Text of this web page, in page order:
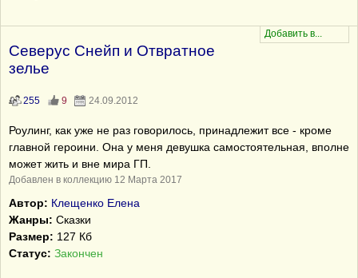
Северус Снейп и Отвратное
зелье
255 9 24.09.2012
Роулинг, как уже не раз говорилось, принадлежит все - кроме
главной героини. Она у меня девушка самостоятельная, вполне
может жить и вне мира ГП.
Добавлен в коллекцию 12 Марта 2017
Автор: Клещенко Елена
Жанры: Сказки
Размер: 127 Кб
Статус: Закончен